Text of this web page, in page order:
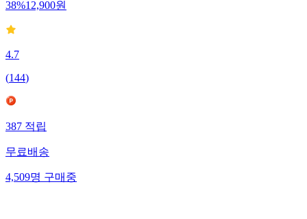
38%12,900원
4.7
(144)
387적립
무료배송
4,509명구매중